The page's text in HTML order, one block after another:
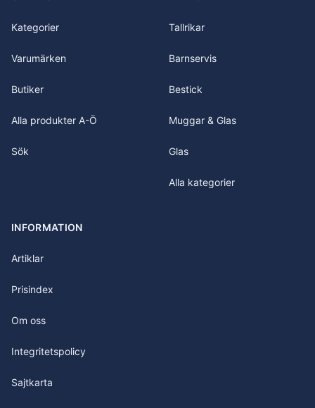
Kategorier
Varumärken
Butiker
Alla produkter A-Ö
Sök
Tallrikar
Barnservis
Bestick
Muggar & Glas
Glas
Alla kategorier
INFORMATION
Artiklar
Prisindex
Om oss
Integritetspolicy
Sajtkarta